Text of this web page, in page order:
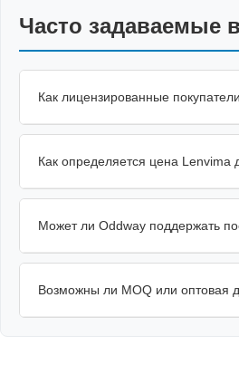
Часто задаваемые
Как лицензированные
Как определяется цена Lenvima
Может ли Oddway поддержать
Возможны ли MOQ или оптовая